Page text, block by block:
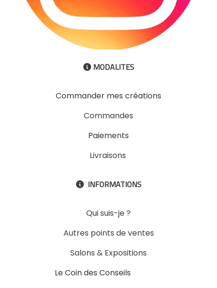
 MODALITES
Commander mes créations
Commandes
Paiements
Livraisons
 INFORMATIONS
Qui suis-je ?
Autres points de ventes
Salons & Expositions
Le Coin des Conseils